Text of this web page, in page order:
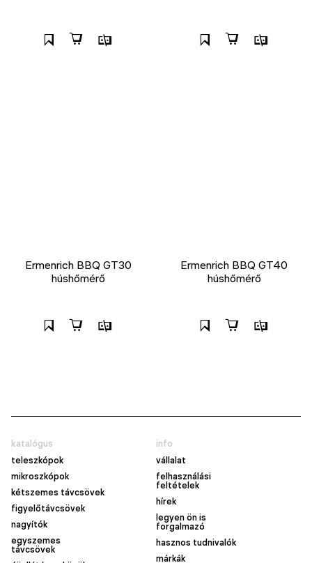
Ermenrich BBQ GT30
húshőmérő
Ermenrich BBQ GT40
húshőmérő
katalógus
teleszkópok
mikroszkópok
kétszemes távcsövek
figyelőtávcsövek
nagyítók
egyszemes
távcsövek
info
vállalat
felhasználási
feltételek
hírek
legyen ön is
forgalmazó
hasznos tudnivalók
márkák